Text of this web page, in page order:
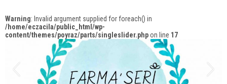
Warning: Invalid argument supplied for foreach() in
/home/eczacila/public_html/wp-
content/themes/poyraz/parts/singleslider.phpon line 17